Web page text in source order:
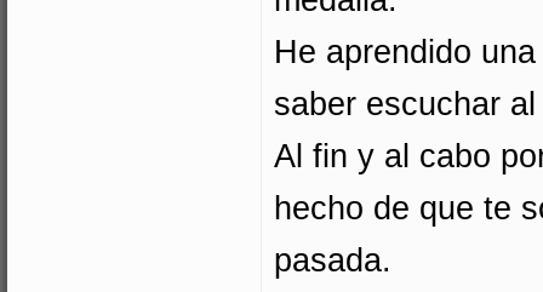
He aprendido
saber escuchar
Al fin y al cabo
hecho de que te
pasada.